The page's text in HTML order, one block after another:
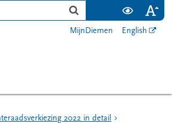
MijnDiemen English
2022 in detail